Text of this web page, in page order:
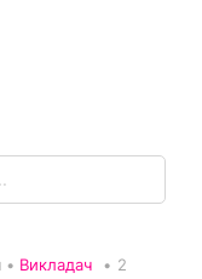
• Викладач • 2